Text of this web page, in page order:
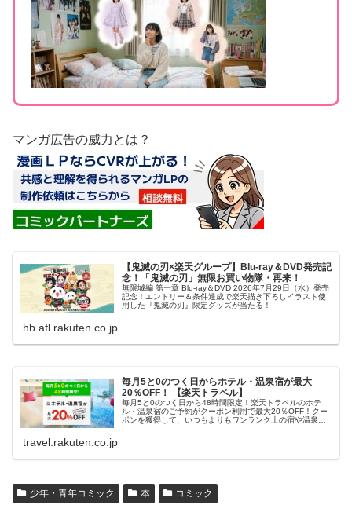
マンガ広告の威力とは？
【鬼滅の刃×楽天グループ】Blu-ray＆DVD発売記
念！「鬼滅の刃」無限お買い物隊・再来！
無限城編 第一章 Blu-ray＆DVD 2026年7月29日（水）発売
記念！エントリー＆条件達成で楽天描き下ろしイラスト使
用した『鬼滅の刃』限定グッズが当たる！
hb.afl.rakuten.co.jp
毎月5と0のつく日からホテル・温泉宿が最大
20％OFF！ 【楽天トラベル】
毎月5と0のつく日から48時間限定！楽天トラベルのホテ
ル・温泉宿のご予約がクーポン利用で最大20％OFF！クー
ポンを獲得して、いつもよりもワンランク上の宿や温泉宿
travel.rakuten.co.jp
少年・青年コミック 本 コミック